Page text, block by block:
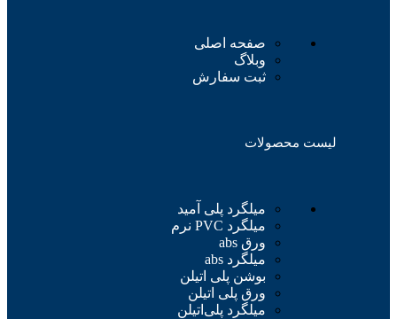
صفحه اصلی
وبلاگ
ثبت سفارش
لیست محصولات
میلگرد پلی آمید
میلگرد PVC نرم
ورق abs
میلگرد abs
بوشن پلی اتیلن
ورق پلی اتیلن
میلگرد پلی‌اتیلن